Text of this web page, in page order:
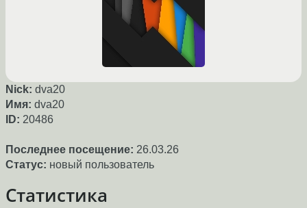
Nick: dva20
Имя: dva20
ID: 20486
Последнее посещение: 26.03.26
Статус: новый пользователь
Статистика